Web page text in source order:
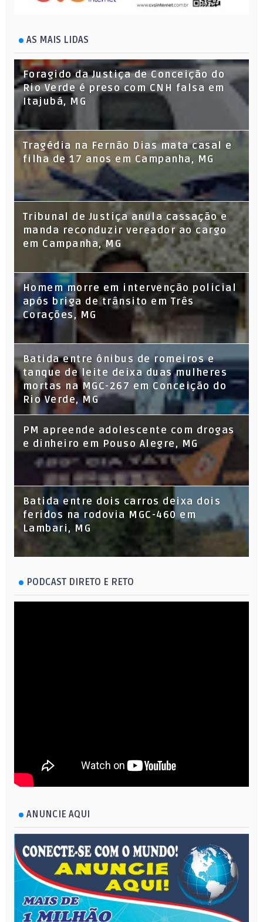
AS MAIS LIDAS
Foragido da Justiça de Conceição do
Rio Verde é preso com CNH falsa em
Itajubá, MG
Tragédia na Fernão Dias mata casal e
filha de 17 anos em Campanha, MG
Tribunal de Justiça anula cassação e
manda reconduzir vereador ao cargo
em Campanha, MG
Homem morre em intervenção policial
após briga de trânsito em Três
Corações, MG
Batida entre ônibus de romeiros e
tanque de leite deixa duas mulheres
mortas na MGC-267 em Conceição do
Rio Verde, MG
PM apreende adolescente com drogas
e dinheiro em Pouso Alegre, MG
Batida entre dois carros deixa dois
feridos na rodovia MGC-460 em
Lambari, MG
PODCAST DIRETO E RETO
ANUNCIE AQUI